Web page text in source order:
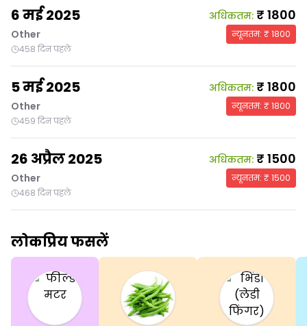
6 मई 2025
Other
458 दिन पहले
अधिकतम: ₹ 1800
न्यूनतम: ₹1800
5 मई 2025
Other
459 दिन पहले
अधिकतम: ₹ 1800
न्यूनतम: ₹1800
26 अप्रैल 2025
Other
468 दिन पहले
अधिकतम: ₹ 1500
न्यूनतम: ₹1500
लोकप्रिय फसलें